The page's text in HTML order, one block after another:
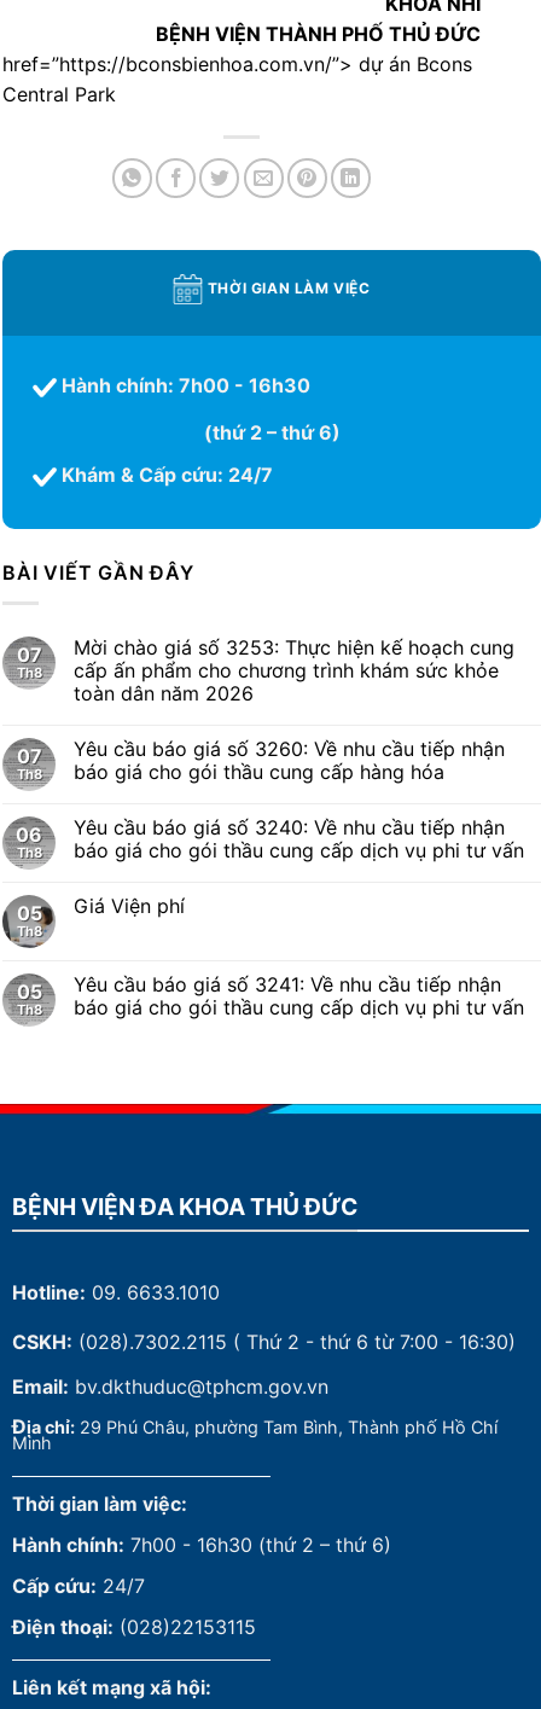
BỆNH VIỆN THÀNH PHỐ THỦ ĐỨC
href=”https://bconsbienhoa.com.vn/”> dự án Bcons
Central Park
THỜI GIAN LÀM VIỆC
Hành chính: 7h00 - 16h30
(thứ 2 – thứ 6)
Khám & Cấp cứu: 24/7
BÀI VIẾT GẦN ĐÂY
07
Th8
Mời chào giá số 3253: Thực hiện kế hoạch cung
cấp ấn phẩm cho chương trình khám sức khỏe
toàn dân năm 2026
07
Th8
Yêu cầu báo giá số 3260: Về nhu cầu tiếp nhận
báo giá cho gói thầu cung cấp hàng hóa
06
Th8
Yêu cầu báo giá số 3240: Về nhu cầu tiếp nhận
báo giá cho gói thầu cung cấp dịch vụ phi tư vấn
05
Th8
Giá Viện phí
05
Th8
Yêu cầu báo giá số 3241: Về nhu cầu tiếp nhận
báo giá cho gói thầu cung cấp dịch vụ phi tư vấn
BỆNH VIỆN ĐA KHOA THỦ ĐỨC
Hotline: 09. 6633.1010
CSKH: (028).7302.2115 ( Thứ 2 - thứ 6 từ 7:00 - 16:30)
Email: bv.dkthuduc@tphcm.gov.vn
Địa chỉ: 29 Phú Châu, phường Tam Bình, Thành phố Hồ Chí
Minh
Thời gian làm việc:
Hành chính: 7h00 - 16h30 (thứ 2 – thứ 6)
Cấp cứu: 24/7
Điện thoại: (028)22153115
Liên kết mạng xã hội: